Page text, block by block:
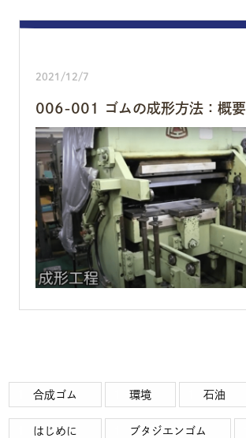
2021/12/7
006-001 ゴムの成形方法：概要
合成ゴム 環境 石油
はじめに ブタジエンゴム